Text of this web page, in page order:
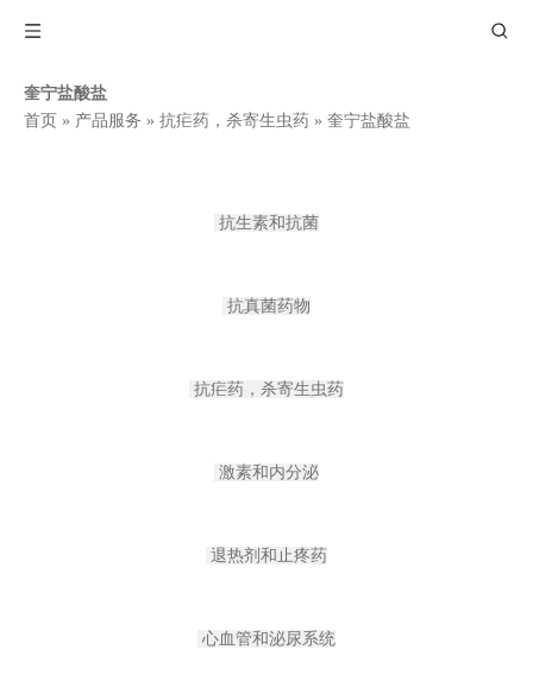
奎宁盐酸盐
首页 » 产品服务 » 抗疟药，杀寄生虫药 » 奎宁盐酸盐
抗生素和抗菌
抗真菌药物
抗疟药，杀寄生虫药
激素和内分泌
退热剂和止疼药
心血管和泌尿系统